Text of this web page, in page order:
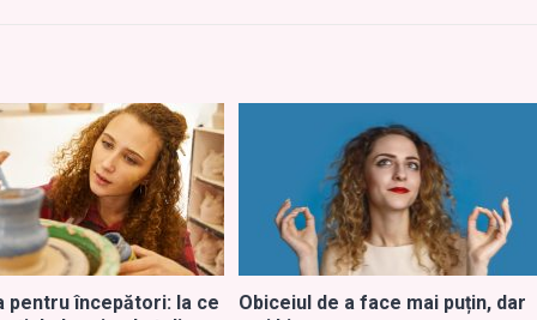
pentru începători: la ce
Obiceiul de a face mai puțin, dar